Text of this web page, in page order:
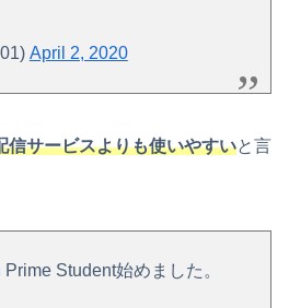
April 2, 2020
信サービスよりも使いやすいと言
Student始めました。